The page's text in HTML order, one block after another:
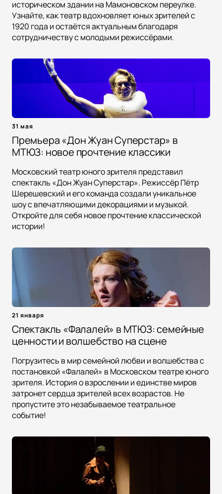
историческом здании на Мамоновском переулке.
Узнайте, как театр вдохновляет юных зрителей с
1920 года и остаётся актуальным благодаря
сотрудничеству с молодыми режиссёрами.
31 мая
Премьера «Дон Жуан Суперстар» в
МТЮЗ: новое прочтение классики
Московский театр юного зрителя представил
спектакль «Дон Жуан Суперстар». Режиссёр Пётр
Шерешевский и его команда создали уникальное
шоу с впечатляющими декорациями и музыкой.
Откройте для себя новое прочтение классической
истории!
21 января
Спектакль «Фалалей» в МТЮЗ: семейные
ценности и волшебство на сцене
Погрузитесь в мир семейной любви и волшебства с
постановкой «Фалалей» в Московском театре юного
зрителя. История о взрослении и единстве миров
затронет сердца зрителей всех возрастов. Не
пропустите это незабываемое театральное
событие!